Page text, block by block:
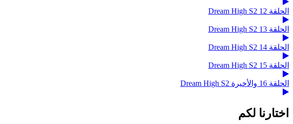
الحلقة 12 Dream High S2
الحلقة 13 Dream High S2
الحلقة 14 Dream High S2
الحلقة 15 Dream High S2
الحلقة 16 والأخيرة Dream High S2
اختارنا لكم